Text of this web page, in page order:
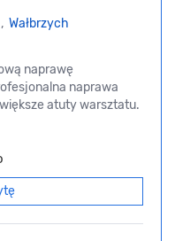
Wałbrzych
naprawę
naprawa
atuty warsztatu.